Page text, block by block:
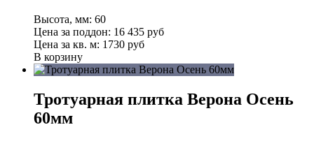
Высота, мм: 60
Цена за поддон: 16 435 руб
Цена за кв. м: 1730 руб
В корзину
Тротуарная плитка Верона Осень
60мм